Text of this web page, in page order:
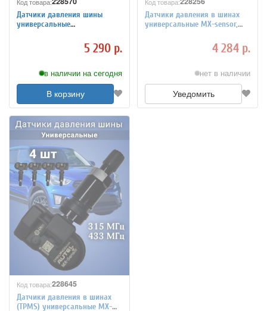
Датчики давления шины
универсальные
5 290 р.
в наличии на сегодня
В корзину
Датчики давления в шинах
универсальные MX-sensor,
4 284 р.
нет в наличии
Уведомить
Код товара:228645
Датчики давления в шинах
(TPMS) универсальные MX-